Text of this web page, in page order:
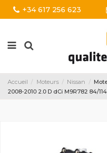
+34 617 256 623
Accueil Moteurs Nissan
2008-2010 2.0 D dCi M9R782 84/